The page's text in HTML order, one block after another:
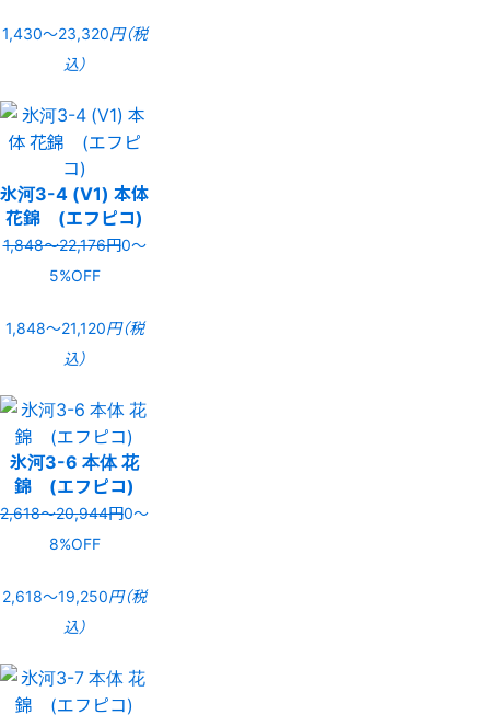
1,430〜23,320円（税
込）
氷河3-4 (V1) 本体
花錦 (エフピコ)
1,848〜22,176円0〜
5%OFF
1,848〜21,120円（税
込）
氷河3-6 本体 花
錦 (エフピコ)
2,618〜20,944円0〜
8%OFF
2,618〜19,250円（税
込）